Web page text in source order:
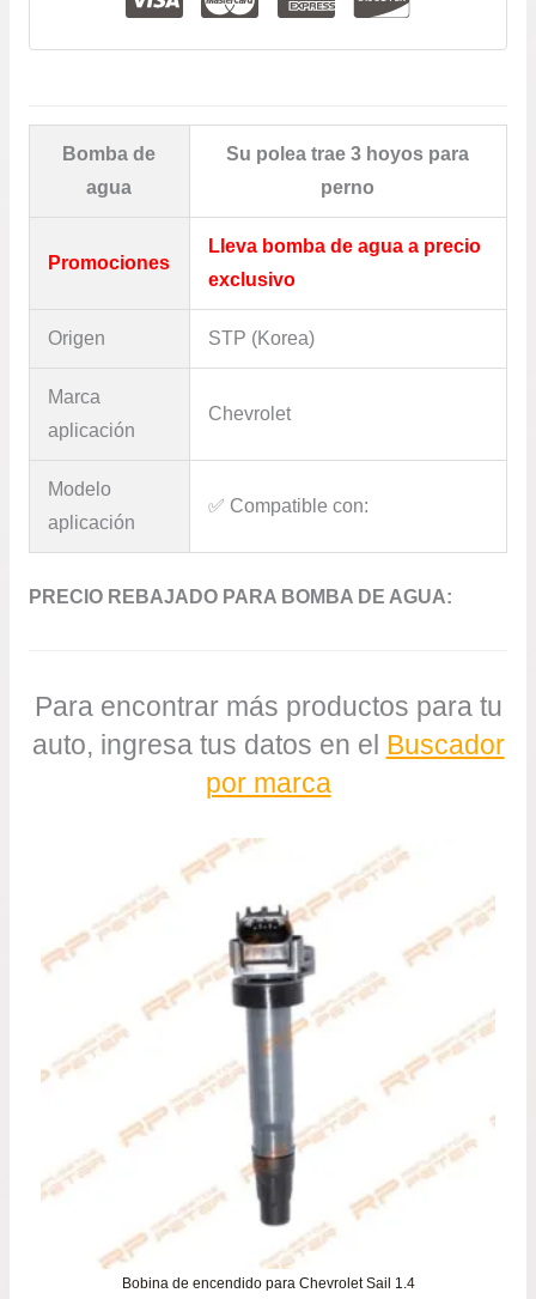
Bomba de
agua
Su polea trae 3 hoyos para
perno
Promociones
Lleva bomba de agua a precio
exclusivo
Origen STP (Korea)
Marca
aplicación
Chevrolet
Modelo
aplicación
✅​ Compatible con:
PRECIO REBAJADO PARA BOMBA DE AGUA:
Para encontrar más productos para tu
auto, ingresa tus datos en el Buscador
por marca
Bobina de encendido para Chevrolet Sail 1.4